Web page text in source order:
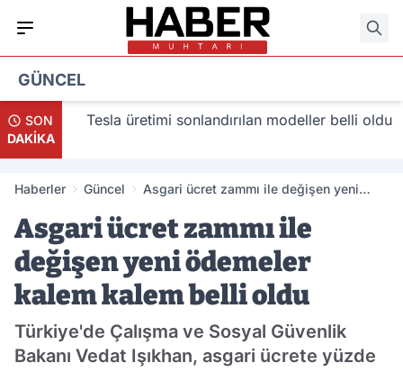
GÜNCEL
SON
DAKİKA
Tesla üretimi sonlandırılan modeller belli oldu
Haberler Güncel
Asgari ücret zammı ile değişen yeni
Asgari ücret zammı ile
değişen yeni ödemeler
kalem kalem belli oldu
Türkiye'de Çalışma ve Sosyal Güvenlik
Bakanı Vedat Işıkhan, asgari ücrete yüzde